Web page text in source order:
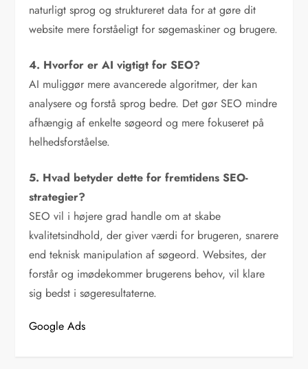
naturligt sprog og struktureret data for at gøre dit
website mere forståeligt for søgemaskiner og brugere.
4. Hvorfor er AI vigtigt for SEO?
AI muliggør mere avancerede algoritmer, der kan
analysere og forstå sprog bedre. Det gør SEO mindre
afhængig af enkelte søgeord og mere fokuseret på
helhedsforståelse.
5. Hvad betyder dette for fremtidens SEO-
strategier?
SEO vil i højere grad handle om at skabe
kvalitetsindhold, der giver værdi for brugeren, snarere
end teknisk manipulation af søgeord. Websites, der
forstår og imødekommer brugerens behov, vil klare
sig bedst i søgeresultaterne.
Google Ads